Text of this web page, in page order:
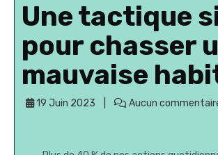
Une tactique
pour chasser
mauvaise
19 Juin 2023 Aucun